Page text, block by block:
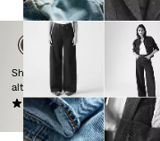
Shorts anchos de tiro
alto
(295)
69,00 €